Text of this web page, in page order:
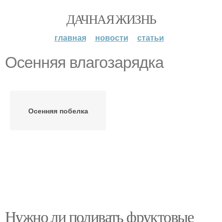
ДАЧНАЯ ЖИЗНЬ
главная новости статьи
Осенняя влагозарядка
Осенняя побелка
Нужно ли поливать фруктовые